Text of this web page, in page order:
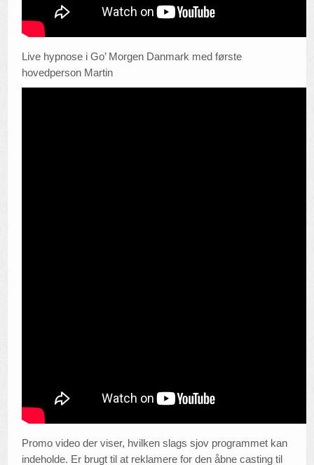
Live hypnose i Go’ Morgen Danmark med første
hovedperson Martin
Promo video der viser, hvilken slags sjov programmet kan
indeholde. Er brugt til at reklamere for den åbne casting til